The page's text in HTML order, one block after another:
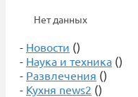
Нет данных
- Новости ()
- Наука и техника ()
- Развлечения ()
- Кухня news2 ()